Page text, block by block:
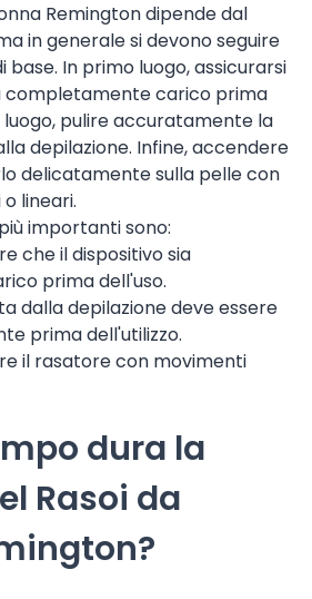
Remington dipende dal
in generale si devono seguire
base. In primo luogo, assicurarsi
completamente carico prima
luogo, pulire accuratamente la
depilazione. Infine, accendere
delicatamente sulla pelle con
lineari.
importanti sono:
che il dispositivo sia
prima dell'uso.
dalla depilazione deve essere
prima dell'utilizzo.
il rasatore con movimenti
dura la
Rasoi da